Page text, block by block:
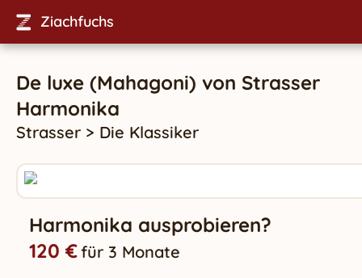
Ziachfuchs
De luxe (Mahagoni) von Strasser
Harmonika
Strasser > Die Klassiker
Harmonika ausprobieren?
120 €für 3 Monate